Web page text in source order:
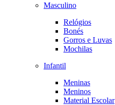
Masculino
Relógios
Bonés
Gorros e Luvas
Mochilas
Infantil
Meninas
Meninos
Material Escolar